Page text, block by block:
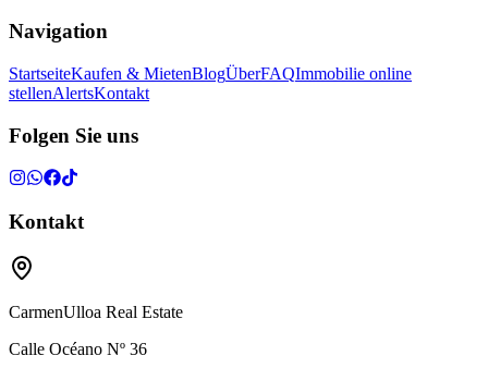
Navigation
StartseiteKaufen & MietenBlogÜberFAQImmobilie online
stellenAlertsKontakt
Folgen Sie uns
Kontakt
CarmenUlloa Real Estate
Calle Océano Nº 36